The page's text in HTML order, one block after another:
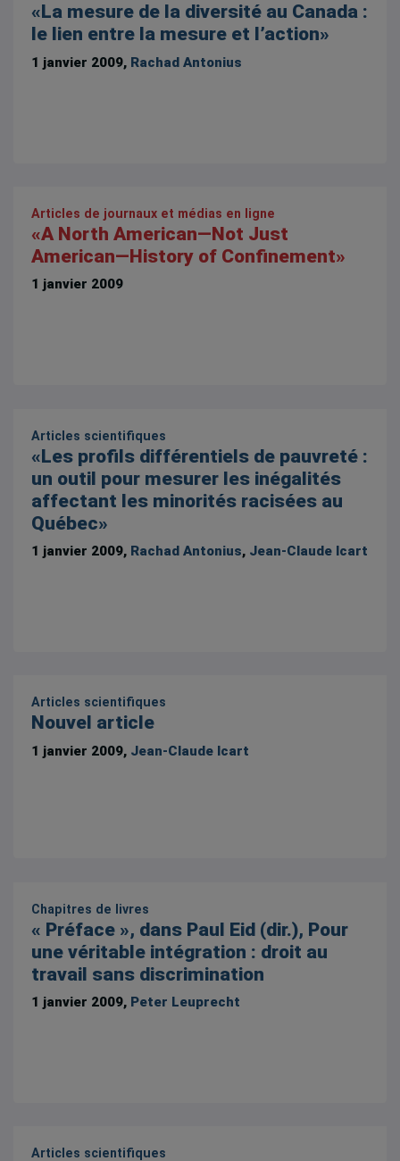
«La mesure de la diversité au Canada :
le lien entre la mesure et l’action»
1 janvier 2009, Rachad Antonius
Articles de journaux et médias en ligne
«A North American—Not Just
American—History of Confinement»
1 janvier 2009
Articles scientifiques
«Les profils différentiels de pauvreté :
un outil pour mesurer les inégalités
affectant les minorités racisées au
Québec»
1 janvier 2009, Rachad Antonius, Jean-Claude Icart
Articles scientifiques
Nouvel article
1 janvier 2009, Jean-Claude Icart
Chapitres de livres
« Préface », dans Paul Eid (dir.), Pour
une véritable intégration : droit au
travail sans discrimination
1 janvier 2009, Peter Leuprecht
Articles scientifiques